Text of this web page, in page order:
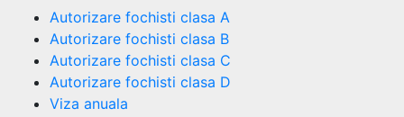
Autorizare fochisti clasa A
Autorizare fochisti clasa B
Autorizare fochisti clasa C
Autorizare fochisti clasa D
Viza anuala